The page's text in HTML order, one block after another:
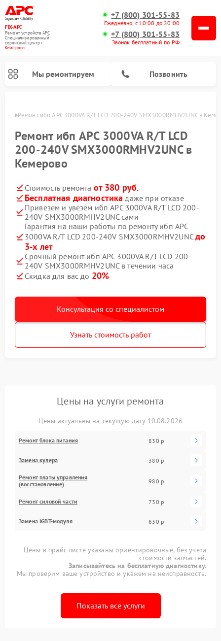
FIX-APC
Ремонт устройств APC
Специализированный
cервисный центр г.
Кемерово
+7 (800) 301-55-83
Ежедневно, с 10:00 до 20:00
+7 (800) 301-55-83
Звонок бесплатный по РФ
Мы ремонтируем Позвонить
Ремонт ибп APC 3000VA R/T LCD 200-240V SMX3000RMHV2UNC в
Ремонт ибп APC 3000VA R/T LCD
200-240V SMX3000RMHV2UNC в
Кемерово
Стоимость ремонта от 380 руб.
Бесплатная диагностика даже при отказе
Привезем и увезем ибп APC 3000VA R/T LCD 200-
240V SMX3000RMHV2UNC сами
Гарантия на наши работы по ремонту ибп APC
3000VA R/T LCD 200-240V SMX3000RMHV2UNCдо
3-х лет
Срочный ремонт ибп APC 3000VA R/T LCD 200-
240V SMX3000RMHV2UNC в течении часа
Скидка для вас до 20%
Консультация со специалистом
Узнать стоимость работ
Цены на услуги ремонта
Цены актуальны на текущую дату 10.08.2026
Ремонт блока питания 830 р
Замена кулера 380 р
Ремонт платы управления
(восстановление)
980 р
Ремонт силовой части 730 р
Замена IGBT-модуля 630 р
Цены в прайс-листе указаны ориентировочные, без учета
стоимости запчастей.
Записывайтесь на бесплатную диагностику.
Мы проверим ваше устройство и укажем на неисправность.
Показать все услуги